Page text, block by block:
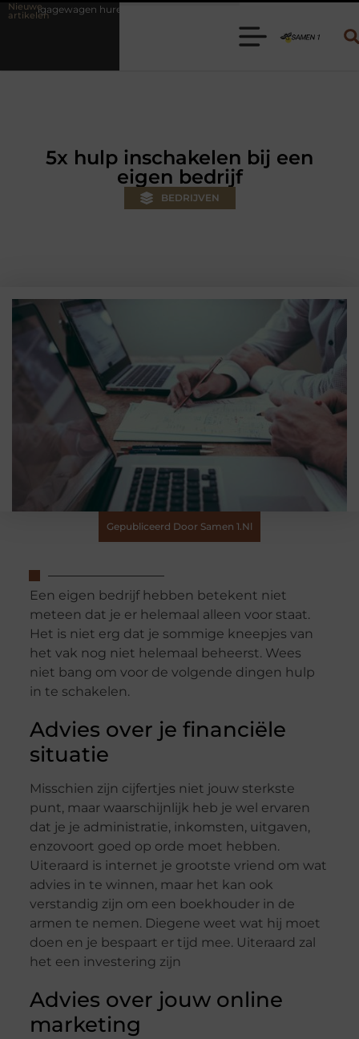
Nieuwe
artikelen
Kies de juiste aanhanger voor jouw klus
5x hulp inschakelen bij een
eigen bedrijf
BEDRIJVEN
Gepubliceerd Door Samen 1.nl
Een eigen bedrijf hebben betekent niet
meteen dat je er helemaal alleen voor staat.
Het is niet erg dat je sommige kneepjes van
het vak nog niet helemaal beheerst. Wees
niet bang om voor de volgende dingen hulp
in te schakelen.
Advies over je financiële
situatie
Misschien zijn cijfertjes niet jouw sterkste
punt, maar waarschijnlijk heb je wel ervaren
dat je je administratie, inkomsten, uitgaven,
enzovoort goed op orde moet hebben.
Uiteraard is internet je grootste vriend om wat
advies in te winnen, maar het kan ook
verstandig zijn om een boekhouder in de
armen te nemen. Diegene weet wat hij moet
doen en je bespaart er tijd mee. Uiteraard zal
het een investering zijn
Advies over jouw online
marketing